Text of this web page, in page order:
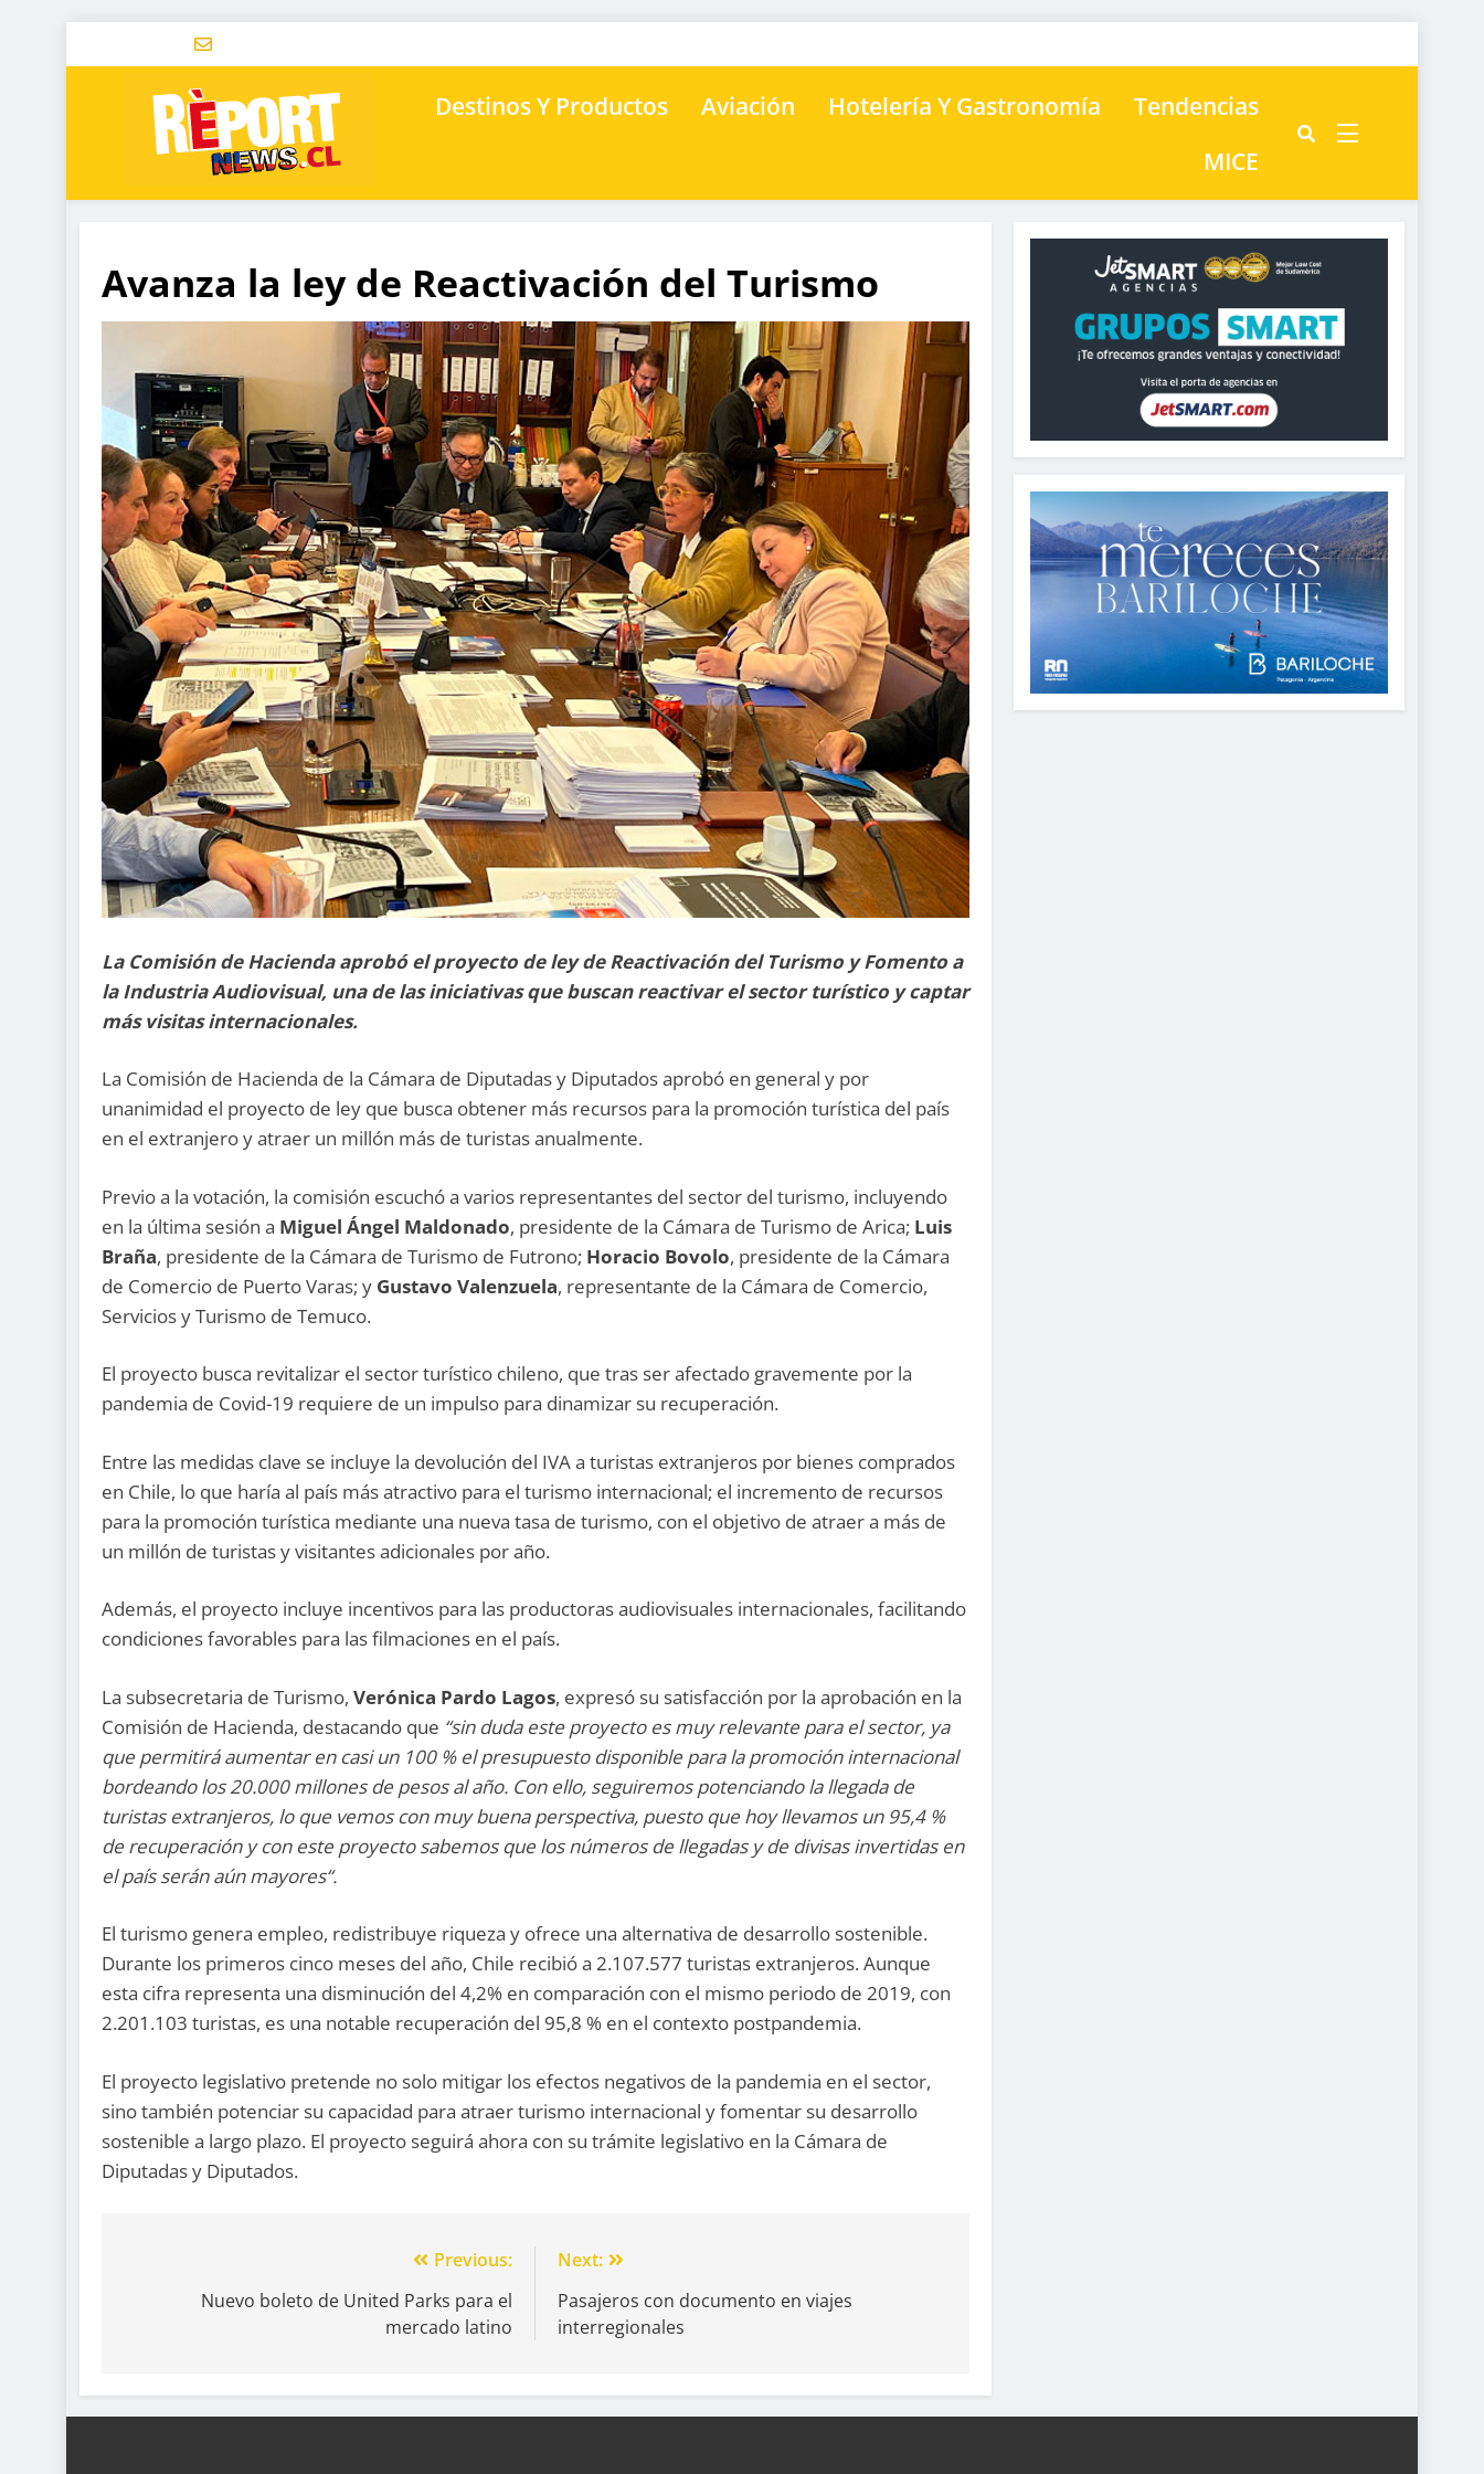
Destinos Y Productos Aviación Hotelería Y Gastronomía
Tendencias
MICE
Avanza la ley de Reactivación del Turismo
La Comisión de Hacienda aprobó el proyecto de ley de Reactivación del Turismo y Fomento a
la Industria Audiovisual, una de las iniciativas que buscan reactivar el sector turístico y captar
más visitas internacionales.
La Comisión de Hacienda de la Cámara de Diputadas y Diputados aprobó en general y por
unanimidad el proyecto de ley que busca obtener más recursos para la promoción turística del país
en el extranjero y atraer un millón más de turistas anualmente.
Previo a la votación, la comisión escuchó a varios representantes del sector del turismo, incluyendo
en la última sesión a Miguel Ángel Maldonado, presidente de la Cámara de Turismo de Arica; Luis
Braña, presidente de la Cámara de Turismo de Futrono; Horacio Bovolo, presidente de la Cámara
de Comercio de Puerto Varas; y Gustavo Valenzuela, representante de la Cámara de Comercio,
Servicios y Turismo de Temuco.
El proyecto busca revitalizar el sector turístico chileno, que tras ser afectado gravemente por la
pandemia de Covid-19 requiere de un impulso para dinamizar su recuperación.
Entre las medidas clave se incluye la devolución del IVA a turistas extranjeros por bienes comprados
en Chile, lo que haría al país más atractivo para el turismo internacional; el incremento de recursos
para la promoción turística mediante una nueva tasa de turismo, con el objetivo de atraer a más de
un millón de turistas y visitantes adicionales por año.
Además, el proyecto incluye incentivos para las productoras audiovisuales internacionales, facilitando
condiciones favorables para las filmaciones en el país.
La subsecretaria de Turismo, Verónica Pardo Lagos, expresó su satisfacción por la aprobación en la
Comisión de Hacienda, destacando que “sin duda este proyecto es muy relevante para el sector, ya
que permitirá aumentar en casi un 100 % el presupuesto disponible para la promoción internacional
bordeando los 20.000 millones de pesos al año. Con ello, seguiremos potenciando la llegada de
turistas extranjeros, lo que vemos con muy buena perspectiva, puesto que hoy llevamos un 95,4 %
de recuperación y con este proyecto sabemos que los números de llegadas y de divisas invertidas en
el país serán aún mayores“.
El turismo genera empleo, redistribuye riqueza y ofrece una alternativa de desarrollo sostenible.
Durante los primeros cinco meses del año, Chile recibió a 2.107.577 turistas extranjeros. Aunque
esta cifra representa una disminución del 4,2% en comparación con el mismo periodo de 2019, con
2.201.103 turistas, es una notable recuperación del 95,8 % en el contexto postpandemia.
El proyecto legislativo pretende no solo mitigar los efectos negativos de la pandemia en el sector,
sino también potenciar su capacidad para atraer turismo internacional y fomentar su desarrollo
sostenible a largo plazo. El proyecto seguirá ahora con su trámite legislativo en la Cámara de
Diputadas y Diputados.
Previous:
Nuevo boleto de United Parks para el
mercado latino
Next:
Pasajeros con documento en viajes
interregionales